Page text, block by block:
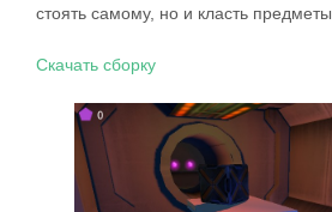
стоять самому, но и класть предметы.
Скачать сборку